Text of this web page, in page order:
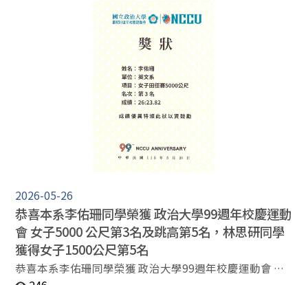
2026-05-26
恭喜本系李佑珊同學榮獲 政治大學99週年校慶運動
會 女子5000 公尺第3名及跳高第5名，林思研同學
獲得女子1500公尺第5名
恭喜本系李佑珊同學榮獲 政治大學99週年校慶運動會 女